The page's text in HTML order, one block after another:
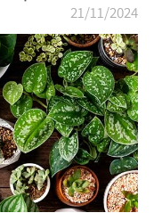
21/11/2024